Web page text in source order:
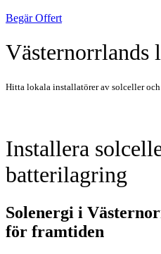
Begär Offert
Västernorrlands
Hitta lokala installatörer av solceller
Installera
batterilagring
Solenergi i
för framtiden